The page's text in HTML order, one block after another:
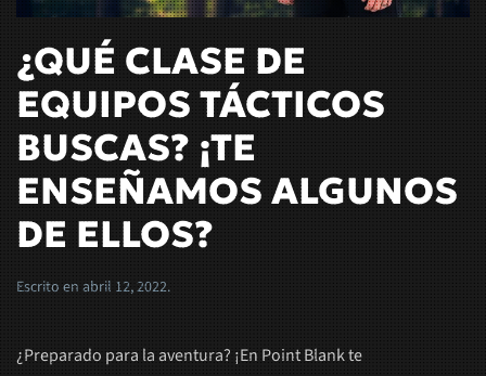
¿QUÉ CLASE DE
EQUIPOS TÁCTICOS
BUSCAS? ¡TE
ENSEÑAMOS ALGUNOS
DE ELLOS?
Escrito en abril 12, 2022.
¿Preparado para la aventura? ¡En Point Blank te